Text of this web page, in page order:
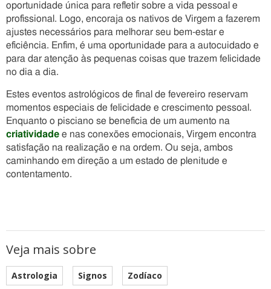
oportunidade única para refletir sobre a vida pessoal e
profissional. Logo, encoraja os nativos de Virgem a fazerem
ajustes necessários para melhorar seu bem-estar e
eficiência. Enfim, é uma oportunidade para a autocuidado e
para dar atenção às pequenas coisas que trazem felicidade
no dia a dia.
Estes eventos astrológicos de final de fevereiro reservam
momentos especiais de felicidade e crescimento pessoal.
Enquanto o pisciano se beneficia de um aumento na
criatividade e nas conexões emocionais, Virgem encontra
satisfação na realização e na ordem. Ou seja, ambos
caminhando em direção a um estado de plenitude e
contentamento.
Veja mais sobre
Astrologia Signos Zodíaco